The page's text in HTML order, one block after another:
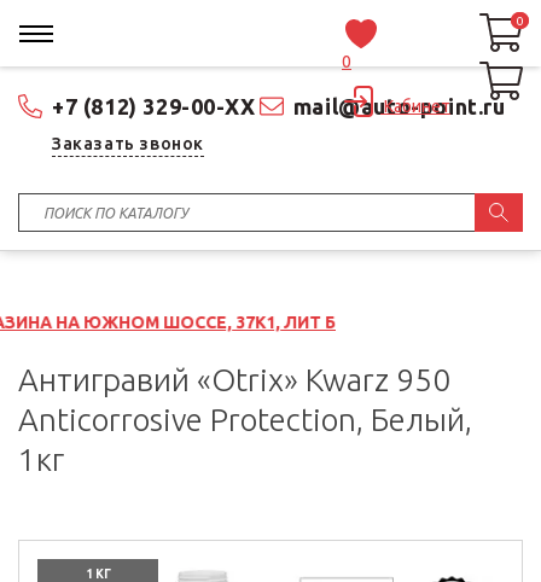
+7 (812) 329-00-XX mail@auto-point.ru
Заказать звонок
0
Кабинет
0
0
ШОССЕ, 37К1, ЛИТ Б
Антигравий «Otrix» Kwarz 950
Anticorrosive Protection, Белый,
1кг
1 КГ